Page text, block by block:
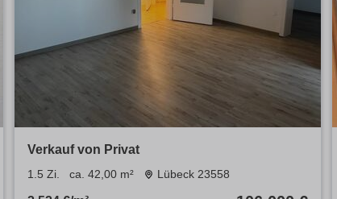
Verkauf von Privat
1.5 Zi. ca. 42,00 m² Lübeck 23558